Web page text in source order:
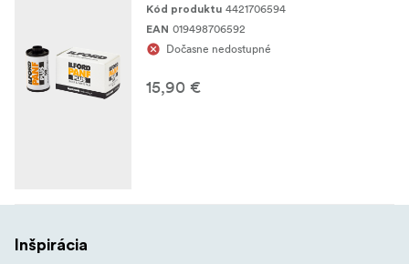
Kód produktu 4421706594
EAN 019498706592
Dočasne nedostupné
15,90 €
Inšpirácia